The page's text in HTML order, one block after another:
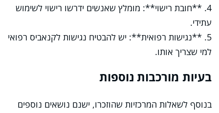
4. **חובת רישוי**: מומלץ שאנשים ידרשו רישוי לשימוש
עתידי.
5. **נגישות רפואית**: יש להבטיח נגישות לקנאביס רפואי
למי שצריך אותו.
בעיות מורכבות נוספות
בנוסף לשאלות המרכזיות שהוזכרו, ישנם נושאים נוספים